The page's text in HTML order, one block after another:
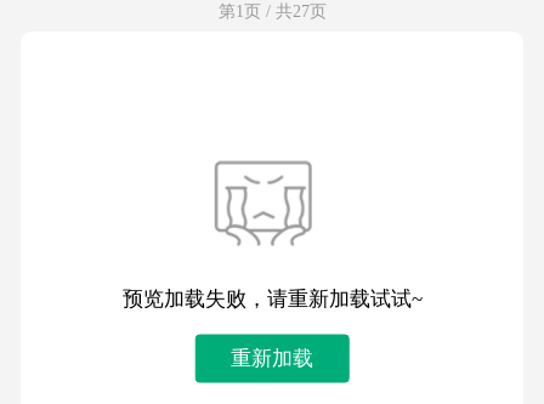
第1页 / 共27页
预览加载失败，请重新加载试试~
重新加载